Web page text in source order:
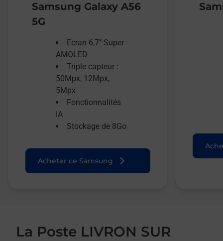
Samsung Galaxy A56
5G
Ecran 6,7’’ Super
AMOLED
Triple capteur :
50Mpx, 12Mpx,
5Mpx
Fonctionnalités
IA
Stockage de 8Go
Acheter ce Samsung
La Poste LIVRON SUR